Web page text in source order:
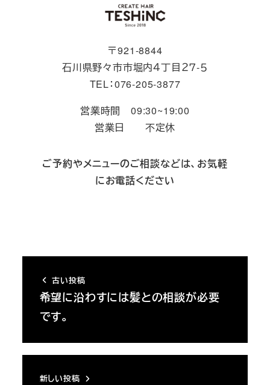
〒921-8844
石川県野々市市堀内４丁目２７-５
TEL：076-205-3877
営業時間 09:30~19:00
営業日 不定休
ご予約やメニューのご相談などは、お気軽
にお電話ください
古い投稿
希望に沿わすには髪との相談が必要
です。
新しい投稿